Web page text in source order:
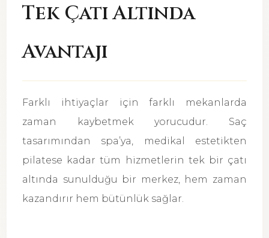
Tek Çatı Altında
Avantajı
Farklı ihtiyaçlar için farklı mekanlarda
zaman kaybetmek yorucudur. Saç
tasarımından spa’ya, medikal estetikten
pilatese kadar tüm hizmetlerin tek bir çatı
altında sunulduğu bir merkez, hem zaman
kazandırır hem bütünlük sağlar.